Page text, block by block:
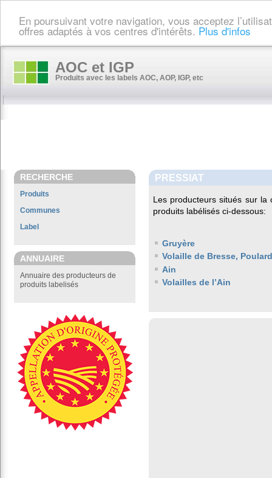
En poursuivant votre navigation, vous acceptez
offres adaptés à vos centres d'intérêts. Plus d'infos
AOC et IGP
Produits avec les labels AOC, AOP, IGP, etc
RECHERCHE
Produits
Communes
Label
ANNUAIRE
Annuaire des producteurs de
produits labelisés
PRESSIAT
Les producteurs situés sur la
produits labélisés ci-dessous:
Gruyère
Volaille de Bresse,
Ain
Volailles de l’Ain